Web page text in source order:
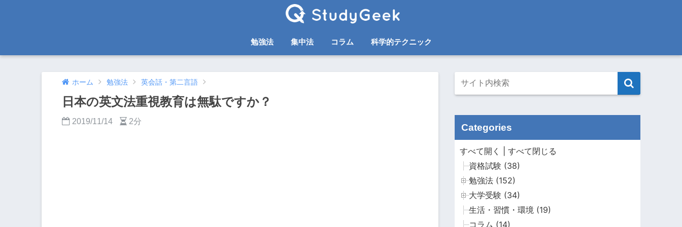
勉強法 集中法 コラム 科学的テクニック
ホーム 勉強法 英会話・第二言語
日本の英文法重視教育は無駄ですか？
2019/11/14 2分
Categories
すべて開く
すべて閉じる
資格試験 (38)
勉強法 (152)
大学受験 (34)
生活・習慣・環境 (19)
コラム (14)